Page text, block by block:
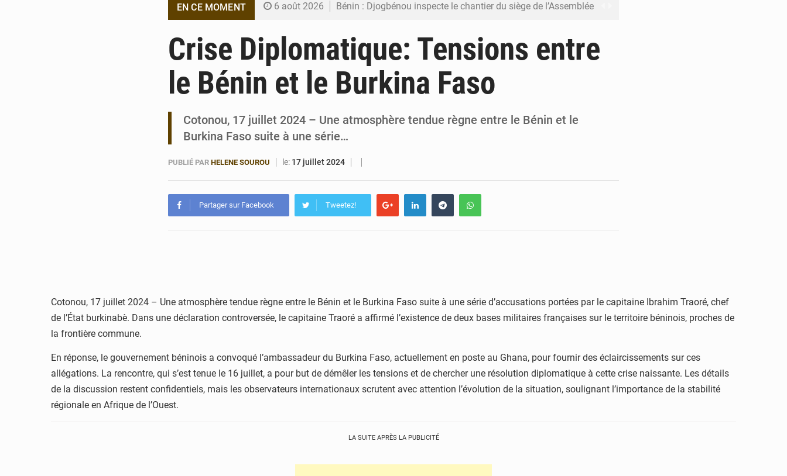
EN CE MOMENT 6 août 2026 Bénin : Djogbénou inspecte le chantier du siège de l’Assemblée
6 août 2026 Bénin : Le CEG La Verdure de Ouèdo fait sa mue pour la rentrée
5 août 2026 Bénin : 14,5 milliards de dollars pour faire de la CDN 3.0 un bouclier économique
Crise Diplomatique: Tensions entre
le Bénin et le Burkina Faso
Cotonou, 17 juillet 2024 – Une atmosphère tendue règne entre le Bénin et le
Burkina Faso suite à une série…
PUBLIÉ PAR HELENE SOUROU le: 17 juillet 2024
Partager sur Facebook Tweetez!
Cotonou, 17 juillet 2024 – Une atmosphère tendue règne entre le Bénin et le Burkina Faso suite à une série d’accusations portées par le capitaine Ibrahim Traoré, chef
de l’État burkinabè. Dans une déclaration controversée, le capitaine Traoré a affirmé l’existence de deux bases militaires françaises sur le territoire béninois, proches de
la frontière commune.
En réponse, le gouvernement béninois a convoqué l’ambassadeur du Burkina Faso, actuellement en poste au Ghana, pour fournir des éclaircissements sur ces
allégations. La rencontre, qui s’est tenue le 16 juillet, a pour but de démêler les tensions et de chercher une résolution diplomatique à cette crise naissante. Les détails
de la discussion restent confidentiels, mais les observateurs internationaux scrutent avec attention l’évolution de la situation, soulignant l’importance de la stabilité
régionale en Afrique de l’Ouest.
LA SUITE APRÈS LA PUBLICITÉ